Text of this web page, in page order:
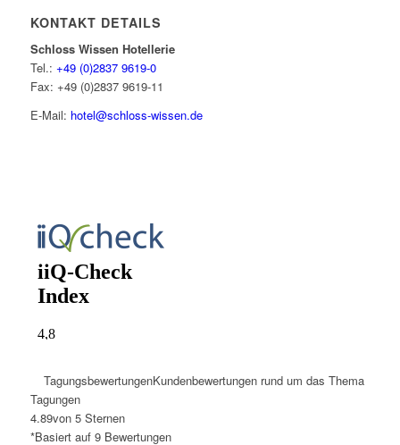
KONTAKT DETAILS
Schloss Wissen Hotellerie
Tel.: +49 (0)2837 9619-0
Fax: +49 (0)2837 9619-11
E-Mail: hotel@schloss-wissen.de
TagungsbewertungenKundenbewertungen rund um das Thema
Tagungen
4.89von 5 Sternen
*Basiert auf 9Bewertungen